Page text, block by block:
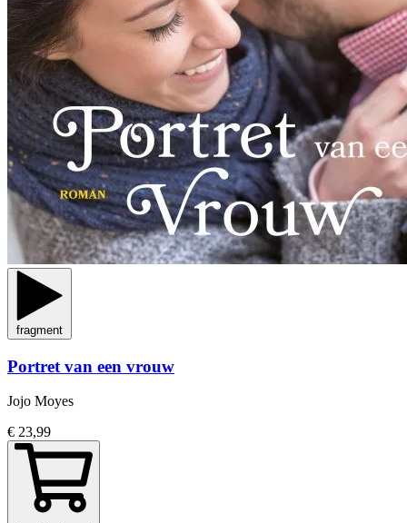
fragment
Portret van een vrouw
Jojo Moyes
€ 23,99